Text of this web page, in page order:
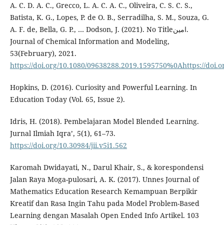
A. C. D. A. C., Grecco, L. A. C. A. C., Oliveira, C. S. C. S.,
Batista, K. G., Lopes, P. de O. B., Serradilha, S. M., Souza, G.
A. F. de, Bella, G. P., … Dodson, J. (2021). No Titleامين.
Journal of Chemical Information and Modeling,
53(February), 2021.
https://doi.org/10.1080/09638288.2019.1595750%0Ahttps://
Hopkins, D. (2016). Curiosity and Powerful Learning. In
Education Today (Vol. 65, Issue 2).
Idris, H. (2018). Pembelajaran Model Blended Learning.
Jurnal Ilmiah Iqra’, 5(1), 61–73.
https://doi.org/10.30984/jii.v5i1.562
Karomah Dwidayati, N., Darul Khair, S., & korespondensi
Jalan Raya Moga-pulosari, A. K. (2017). Unnes Journal of
Mathematics Education Research Kemampuan Berpikir
Kreatif dan Rasa Ingin Tahu pada Model Problem-Based
Learning dengan Masalah Open Ended Info Artikel. 103